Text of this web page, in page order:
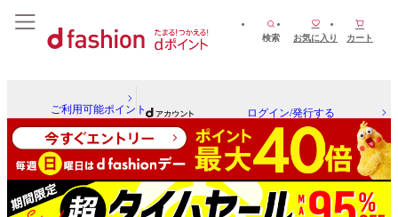
検索 お気に入り カート
ご利用可能ポイント ログイン/発行する